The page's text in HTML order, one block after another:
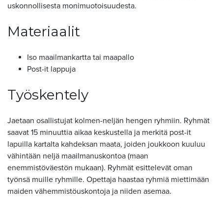
uskonnollisesta monimuotoisuudesta.
Materiaalit
Iso maailmankartta tai maapallo
Post-it lappuja
Työskentely
Jaetaan osallistujat kolmen-neljän hengen ryhmiin. Ryhmät
saavat 15 minuuttia aikaa keskustella ja merkitä post-it
lapuilla kartalta kahdeksan maata, joiden joukkoon kuuluu
vähintään neljä maailmanuskontoa (maan
enemmistöväestön mukaan). Ryhmät esittelevät oman
työnsä muille ryhmille. Opettaja haastaa ryhmiä miettimään
maiden vähemmistöuskontoja ja niiden asemaa.